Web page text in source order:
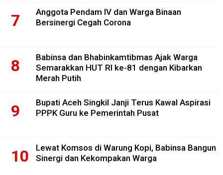
Anggota Pendam IV dan Warga Binaan
Bersinergi Cegah Corona
Babinsa dan Bhabinkamtibmas Ajak Warga
Semarakkan HUT RI ke-81 dengan Kibarkan
Merah Putih
Bupati Aceh Singkil Janji Terus Kawal Aspirasi
PPPK Guru ke Pemerintah Pusat
Lewat Komsos di Warung Kopi, Babinsa Bangun
Sinergi dan Kekompakan Warga